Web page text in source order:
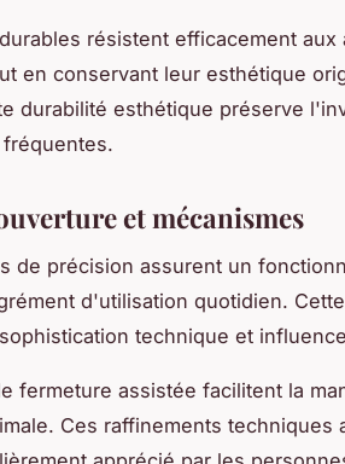
résistent efficacement
en conservant leur esthétique
durabilité esthétique préserve
et mécanismes
de précision assurent un
d'utilisation quotidien.
technique et
fermeture assistée facilitent la
Ces raffinements techniques